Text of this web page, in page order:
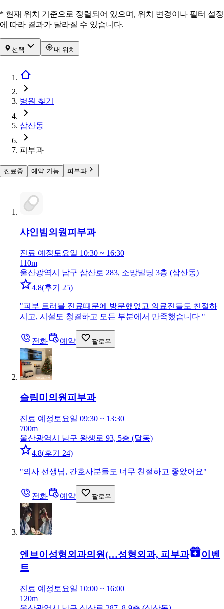
* 현재 위치 기준으로 정렬되어 있으며, 위치 변경이나 필터 설정
에 따라 결과가 달라질 수 있습니다.
선택 내 위치
병원 찾기
삼산동
피부과
진료중 예약 가능 피부과
샤인빔의원피부과
진료 예정 토요일 10:30 ~ 16:30
110m
울산광역시 남구 삼산로 283, 소망빌딩 3층 (삼산동)
4.8(후기 25)
"피부 트러블 진료때문에 방문했었고 의료진들도 친절하
시고, 시설도 청결하고 모든 부분에서 만족했습니다 "
전화 예약 팔로우
슬림미의원 피부과
진료 예정 토요일 09:30 ~ 13:30
700m
울산광역시 남구 왕생로 93, 5층 (달동)
4.8(후기 24)
"의사 선생님, 간호사분들도 너무 친절하고 좋았어요"
전화 예약 팔로우
엔브이성형외과의원(…성형외과, 피부과
이벤
트
진료 예정 토요일 10:00 ~ 16:00
120m